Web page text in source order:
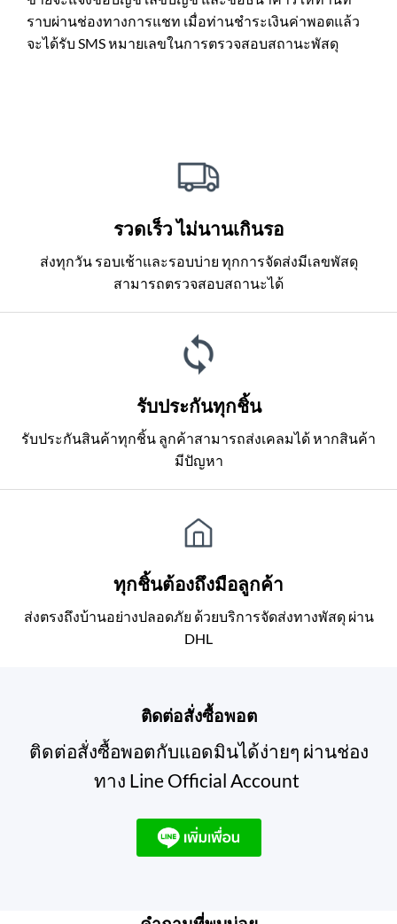
ราบผ่านช่องทางการแชท เมื่อท่านชำระเงินค่าพอตแล้ว
จะได้รับ SMS หมายเลขในการตรวจสอบสถานะพัสดุ
รวดเร็ว ไม่นานเกินรอ
ส่งทุกวัน รอบเช้าและรอบบ่าย ทุกการจัดส่งมีเลขพัสดุ
สามารถตรวจสอบสถานะได้
รับประกันทุกชิ้น
รับประกันสินค้าทุกชิ้น ลูกค้าสามารถส่งเคลมได้ หากสินค้า
มีปัญหา
ทุกชิ้นต้องถึงมือลูกค้า
ส่งตรงถึงบ้านอย่างปลอดภัย ด้วยบริการจัดส่งทางพัสดุ ผ่าน
DHL
ติดต่อสั่งซื้อพอต
ติดต่อสั่งซื้อพอตกับแอดมินได้ง่ายๆ ผ่านช่อง
ทาง Line Official Account